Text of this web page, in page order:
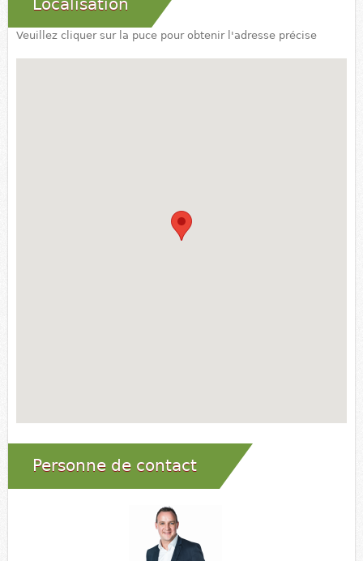
Localisation
Veuillez cliquer sur la puce pour obtenir l'adresse précise
Personne de contact